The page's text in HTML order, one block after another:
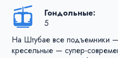
Гондольные:
5
На Штубае все подъемники
кресельные — супер-